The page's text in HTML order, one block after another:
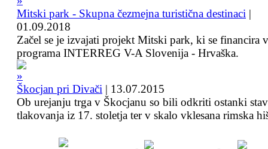
Mitski park - Skupna čezmejna turistična destinaci |
01.09.2018
Začel se je izvajati projekt Mitski park, ki se financira
programa INTERREG V-A Slovenija - Hrvaška.
Škocjan pri Divači | 13.07.2015
Ob urejanju trga v Škocjanu so bili odkriti ostanki
tlakovanja iz 17. stoletja ter v skalo vklesana rimska